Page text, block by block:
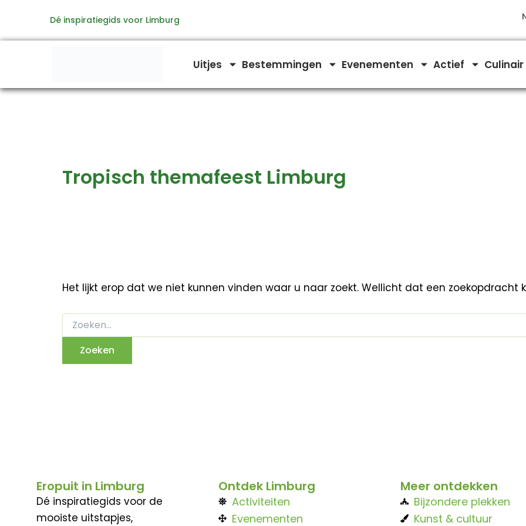
de
Dé inspiratiegids voor Limburg
Uitjes Bestemmingen Evenementen Actief Culinair
Tropisch themafeest Limburg
Het lijkt erop dat we niet kunnen vinden waar u naar zoekt. Wellicht dat een zoekopdracht
naar:
Eropuit in Limburg
Dé inspiratiegids voor de
mooiste uitstapjes,
Ontdek Limburg
Activiteiten
Evenementen
Meer ontdekken
Bijzondere plekken
Kunst & cultuur